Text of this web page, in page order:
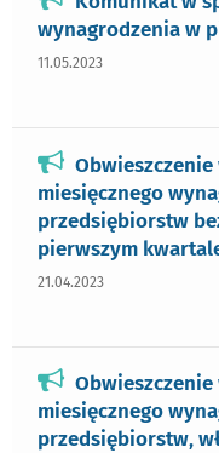
wynagrodzenia w
11.05.2023
miesięcznego
przedsiębiorstw
pierwszym
21.04.2023
miesięcznego
przedsiębiorstw,